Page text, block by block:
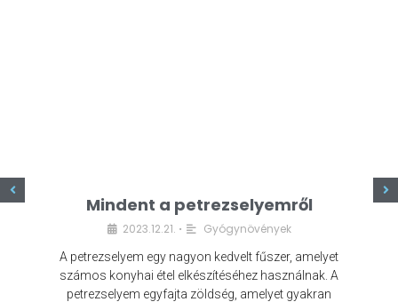
Mindent a petrezselyemről
2023.12.21. • Gyógynövények
A petrezselyem egy nagyon kedvelt fűszer, amelyet
számos konyhai étel elkészítéséhez használnak. A
petrezselyem egyfajta zöldség, amelyet gyakran